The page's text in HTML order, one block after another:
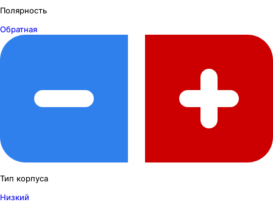
Полярность
Обратная
Тип корпуса
Низкий